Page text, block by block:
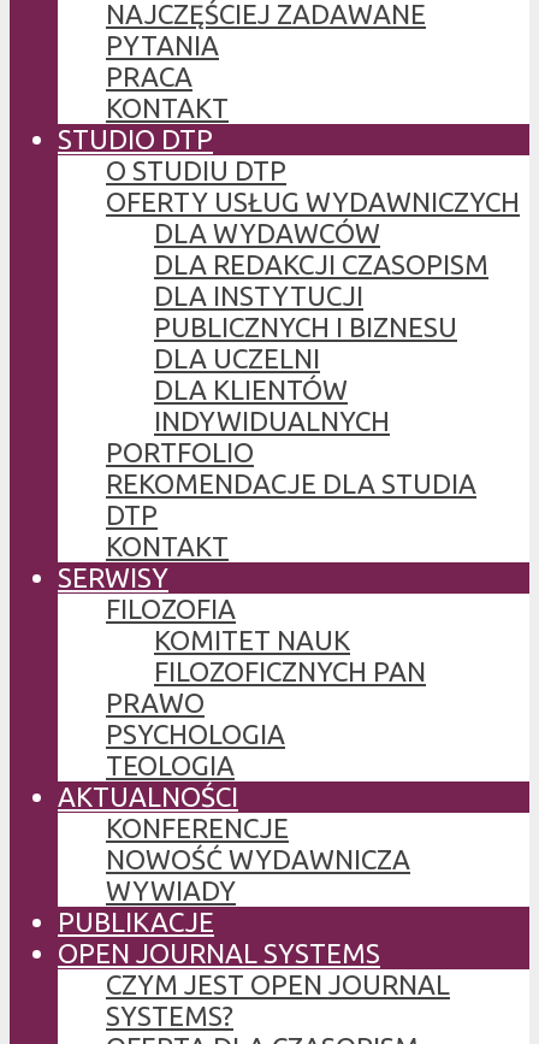
NAJCZĘŚCIEJ ZADAWANE
PYTANIA
PRACA
KONTAKT
STUDIO DTP
O STUDIU DTP
OFERTY USŁUG WYDAWNICZYCH
DLA WYDAWCÓW
DLA REDAKCJI CZASOPISM
DLA INSTYTUCJI
PUBLICZNYCH I BIZNESU
DLA UCZELNI
DLA KLIENTÓW
INDYWIDUALNYCH
PORTFOLIO
REKOMENDACJE DLA STUDIA
DTP
KONTAKT
SERWISY
FILOZOFIA
KOMITET NAUK
FILOZOFICZNYCH PAN
PRAWO
PSYCHOLOGIA
TEOLOGIA
AKTUALNOŚCI
KONFERENCJE
NOWOŚĆ WYDAWNICZA
WYWIADY
PUBLIKACJE
OPEN JOURNAL SYSTEMS
CZYM JEST OPEN JOURNAL
SYSTEMS?